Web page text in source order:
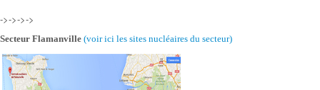
->->->->
Secteur Flamanville (voir ici les sites nucléaires du secteur)